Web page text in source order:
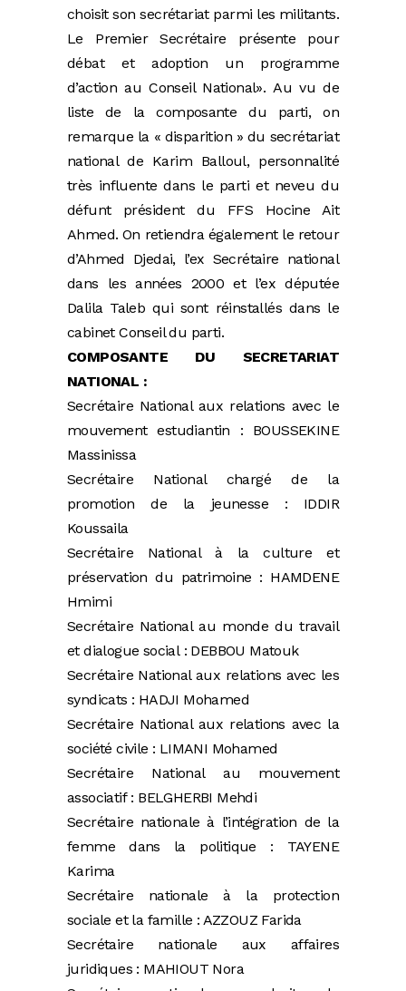
choisit son secrétariat parmi les militants.
Le Premier Secrétaire présente pour
débat et adoption un programme
d’action au Conseil National». Au vu de
liste de la composante du parti, on
remarque la « disparition » du secrétariat
national de Karim Balloul, personnalité
très influente dans le parti et neveu du
défunt président du FFS Hocine Ait
Ahmed. On retiendra également le retour
d’Ahmed Djedai, l’ex Secrétaire national
dans les années 2000 et l’ex députée
Dalila Taleb qui sont réinstallés dans le
cabinet Conseil du parti.
COMPOSANTE DU SECRETARIAT
NATIONAL :
Secrétaire National aux relations avec le
mouvement estudiantin : BOUSSEKINE
Massinissa
Secrétaire National chargé de la
promotion de la jeunesse : IDDIR
Koussaila
Secrétaire National à la culture et
préservation du patrimoine : HAMDENE
Hmimi
Secrétaire National au monde du travail
et dialogue social : DEBBOU Matouk
Secrétaire National aux relations avec les
syndicats : HADJI Mohamed
Secrétaire National aux relations avec la
société civile : LIMANI Mohamed
Secrétaire National au mouvement
associatif : BELGHERBI Mehdi
Secrétaire nationale à l’intégration de la
femme dans la politique : TAYENE
Karima
Secrétaire nationale à la protection
sociale et la famille : AZZOUZ Farida
Secrétaire nationale aux affaires
juridiques : MAHIOUT Nora